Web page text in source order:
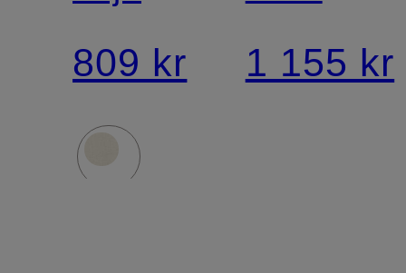
809 kr 1 155 kr